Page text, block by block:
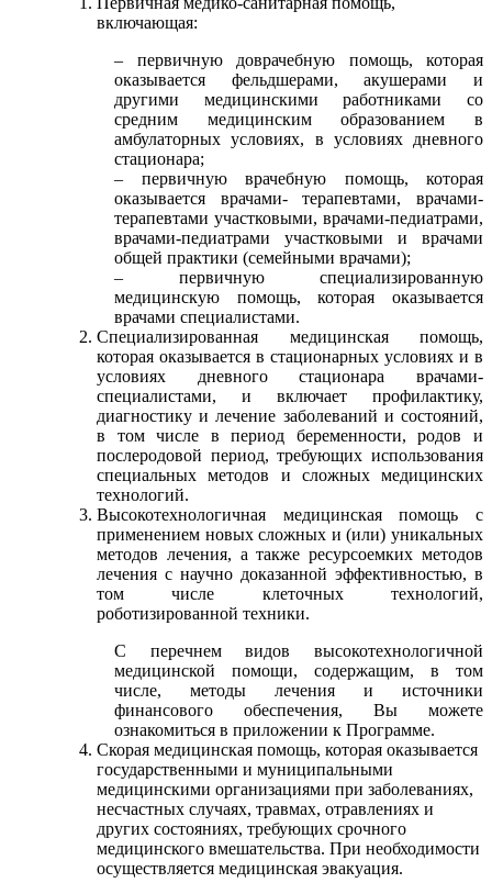
включающая:
– первичную доврачебную помощь, которая
оказывается фельдшерами, акушерами и
другими медицинскими работниками со
средним медицинским образованием в
амбулаторных условиях, в условиях дневного
стационара;
– первичную врачебную помощь, которая
оказывается врачами- терапевтами, врачами-
терапевтами участковыми, врачами-педиатрами,
врачами-педиатрами участковыми и врачами
общей практики (семейными врачами);
– первичную специализированную
медицинскую помощь, которая оказывается
врачами специалистами.
Специализированная медицинская помощь,
которая оказывается в стационарных условиях и в
условиях дневного стационара врачами-
специалистами, и включает профилактику,
диагностику и лечение заболеваний и состояний,
в том числе в период беременности, родов и
послеродовой период, требующих использования
специальных методов и сложных медицинских
технологий.
Высокотехнологичная медицинская помощь с
применением новых сложных и (или) уникальных
методов лечения, а также ресурсоемких методов
лечения с научно доказанной эффективностью, в
том числе клеточных технологий,
роботизированной техники.
С перечнем видов высокотехнологичной
медицинской помощи, содержащим, в том
числе, методы лечения и источники
финансового обеспечения, Вы можете
ознакомиться в приложении к Программе.
Скорая медицинская помощь, которая оказывается
государственными и муниципальными
медицинскими организациями при заболеваниях,
несчастных случаях, травмах, отравлениях и
других состояниях, требующих срочного
медицинского вмешательства. При необходимости
осуществляется медицинская эвакуация.